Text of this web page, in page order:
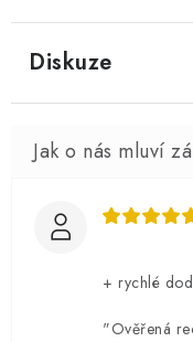
Diskuze
+ rychlé
"Ověřená